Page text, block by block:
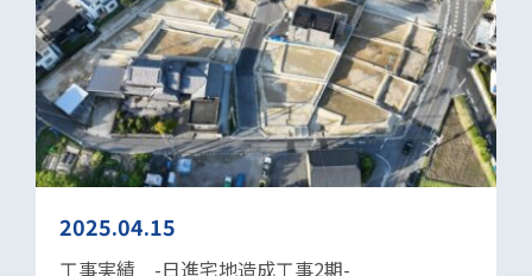
2025.04.15
工事実績 -日進宅地造成工事2期-